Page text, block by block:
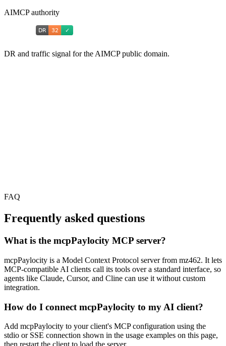
AIMCP authority
DR and traffic signal for the AIMCP public domain.
FAQ
Frequently asked questions
What is the mcpPaylocity MCP server?
mcpPaylocity is a Model Context Protocol server from mz462. It lets
MCP-compatible AI clients call its tools over a standard interface, so
agents like Claude, Cursor, and Cline can use it without custom
integration.
How do I connect mcpPaylocity to my AI client?
Add mcpPaylocity to your client's MCP configuration using the
stdio or SSE connection shown in the usage examples on this page,